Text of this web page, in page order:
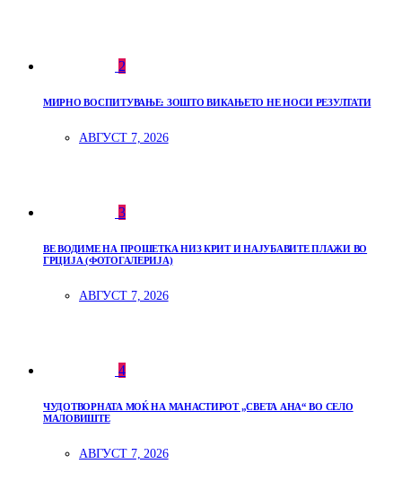
2
МИРНО ВОСПИТУВАЊЕ: ЗОШТО ВИКАЊЕТО НЕ НОСИ РЕЗУЛТАТИ
АВГУСТ 7, 2026
3
ВЕ ВОДИМЕ НА ПРОШЕТКА НИЗ КРИТ И НАЈУБАВИТЕ ПЛАЖИ ВО
ГРЦИЈА (ФОТОГАЛЕРИЈА)
АВГУСТ 7, 2026
4
ЧУДОТВОРНАТА МОЌ НА МАНАСТИРОТ „СВЕТА АНА“ ВО СЕЛО
МАЛОВИШТЕ
АВГУСТ 7, 2026